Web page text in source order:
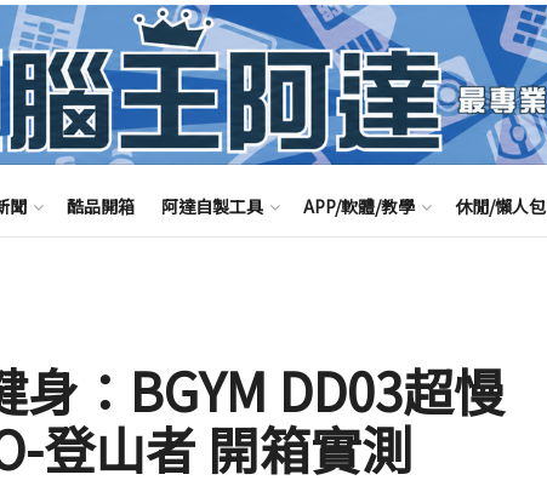
聞 酷品開箱 阿達自製工具 APP/軟體/教學 休閒/懶人包
：BGYM DD03超慢
登山者 開箱實測